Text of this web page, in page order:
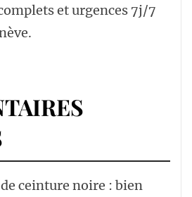
et urgences 7j/7
ceinture noire : bien